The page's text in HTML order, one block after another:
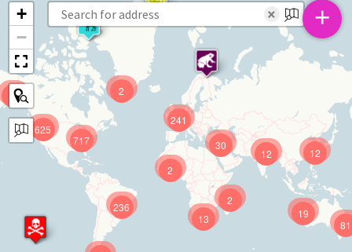
625
241
12
717
81
236 19
12
13
30
9
2
2
2
+
−
× +